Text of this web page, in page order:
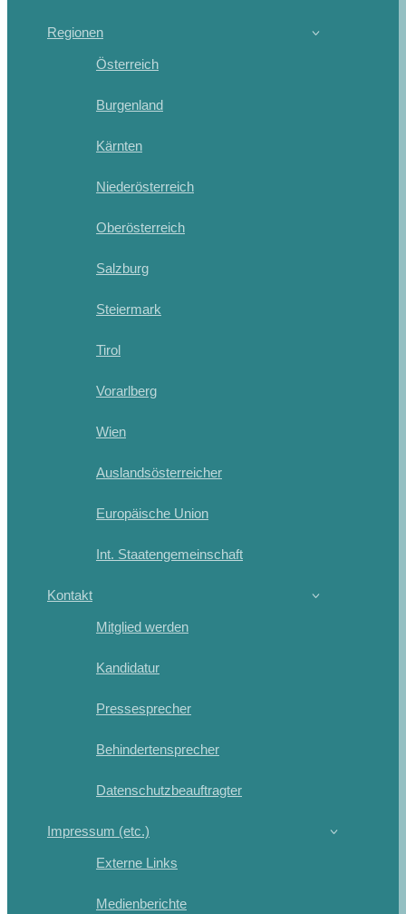
Regionen
Österreich
Burgenland
Kärnten
Niederösterreich
Oberösterreich
Salzburg
Steiermark
Tirol
Vorarlberg
Wien
Auslandsösterreicher
Europäische Union
Int. Staatengemeinschaft
Kontakt
Mitglied werden
Kandidatur
Pressesprecher
Behindertensprecher
Datenschutzbeauftragter
Impressum (etc.)
Externe Links
Medienberichte